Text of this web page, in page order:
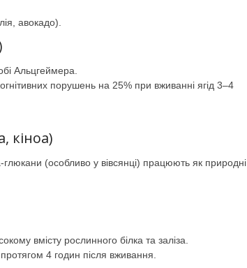
авокадо).
Альцгеймера.
порушень на 25% при вживанні ягід 3–4
кіноа)
(особливо у вівсянці) працюють як природні
вмісту рослинного білка та заліза.
4 годин після вживання.